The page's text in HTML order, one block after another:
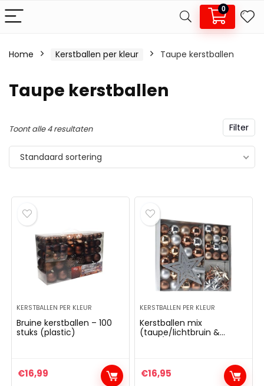
0
Gherkin –
Kerstbal
Grappige Decoratieve
BRUBAKER 3-delige
boomballen voor
met hoge hakken,
champagnefles
Home Kerstballen per kleur Taupe kerstballen
Taupe kerstballen
Filter
Toont alle 4 resultaten
Standaard sortering
KERSTBALLEN PER KLEUR
Bruine kerstballen – 100
stuks (plastic)
€16,99
KERSTBALLEN PER KLEUR
Kerstballen mix
(taupe/lichtbruin &
€16,95